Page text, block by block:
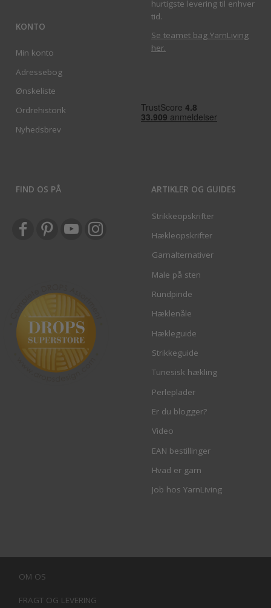
KONTO
Min konto
Adressebog
Ønskeliste
Ordrehistorik
Nyhedsbrev
hurtigste levering til enhver
tid.
Se teamet bag YarnLiving
her.
FIND OS PÅ ARTIKLER OG GUIDES
Strikkeopskrifter
Hækleopskrifter
Garnalternativer
Male på sten
Rundpinde
Hæklenåle
Hækleguide
Strikkeguide
Tunesisk hækling
Perleplader
Er du blogger?
Video
EAN bestillinger
Hvad er garn
Job hos YarnLiving
OM OS
FRAGT OG LEVERING